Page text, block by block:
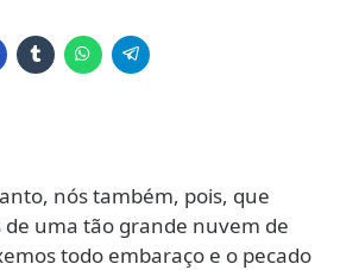
nós também, pois, que
de uma tão grande nuvem de
todo embaraço e o pecado